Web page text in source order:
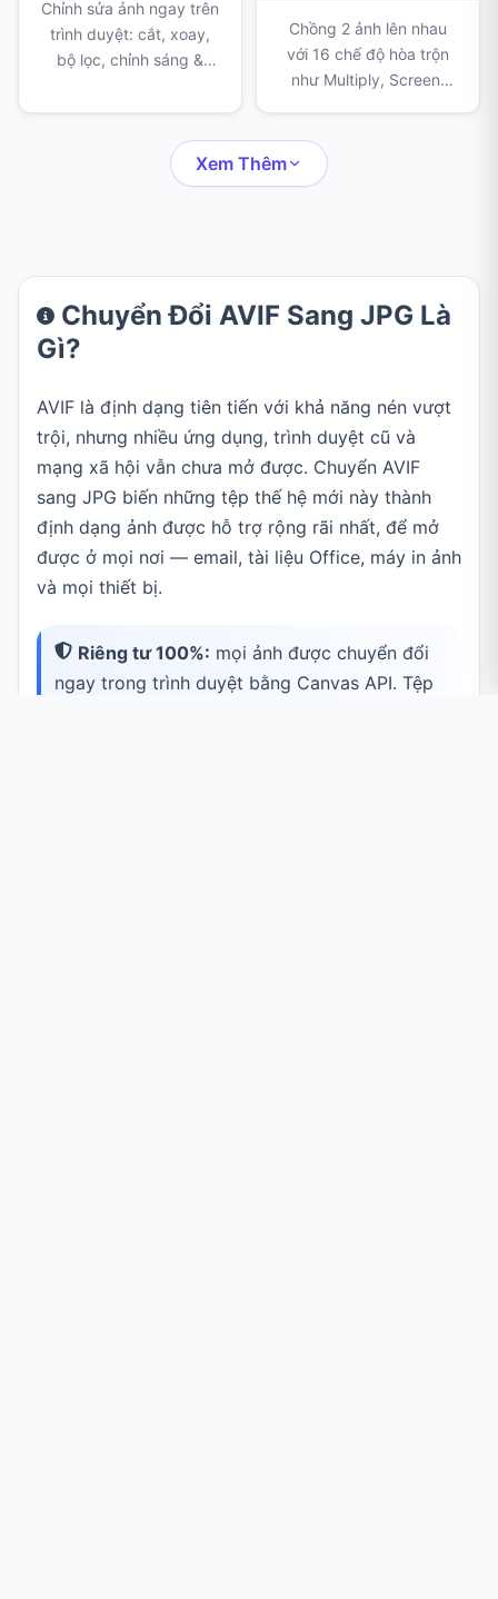
Chuyển Đổi AVIF Sang JPG Là
Gì?
AVIF là định dạng tiên tiến với khả năng nén vượt
trội, nhưng nhiều ứng dụng, trình duyệt cũ và
mạng xã hội vẫn chưa mở được. Chuyển AVIF
sang JPG biến những tệp thế hệ mới này thành
định dạng ảnh được hỗ trợ rộng rãi nhất, để mở
được ở mọi nơi — email, tài liệu Office, máy in ảnh
và mọi thiết bị.
Riêng tư 100%: mọi ảnh được chuyển đổi
ngay trong trình duyệt bằng Canvas API. Tệp
Chỉnh sửa ảnh ngay trên
trình duyệt: cắt, xoay,
bộ lọc, chỉnh sáng &
tẩy, sao chép điểm ảnh,
che thông tin, khung
viền, chữ, sticker và vẽ
Chồng 2 ảnh lên nhau
với 16 chế độ hòa trộn
như Multiply, Screen,
JPEG hoặc WebP.
Xem Thêm